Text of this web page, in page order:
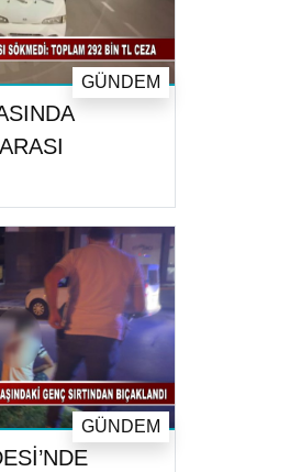
GÜNDEM
GÜNDEM